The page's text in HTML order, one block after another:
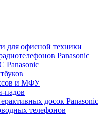
для офисной техники
Panasonic
Panasonic
и МФУ
падов
досок Panasonic
телефонов